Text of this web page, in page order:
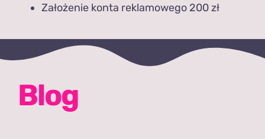
Założenie konta reklamowego 200 zł
Blog